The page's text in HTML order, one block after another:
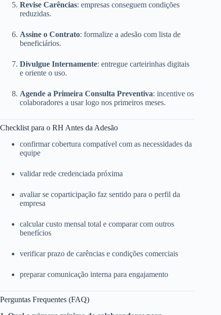
Revise Carências: empresas conseguem condições
reduzidas.
Assine o Contrato: formalize a adesão com lista de
beneficiários.
Divulgue Internamente: entregue carteirinhas digitais
e oriente o uso.
Agende a Primeira Consulta Preventiva: incentive os
colaboradores a usar logo nos primeiros meses.
Checklist para o RH Antes da Adesão
confirmar cobertura compatível com as necessidades da
equipe
validar rede credenciada próxima
avaliar se coparticipação faz sentido para o perfil da
empresa
calcular custo mensal total e comparar com outros
benefícios
verificar prazo de carências e condições comerciais
preparar comunicação interna para engajamento
Perguntas Frequentes (FAQ)